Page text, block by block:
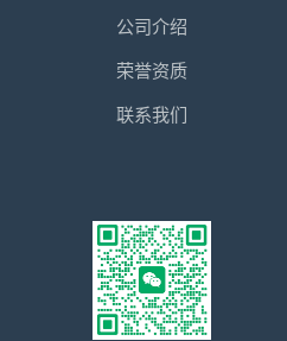
公司介绍
荣誉资质
联系我们